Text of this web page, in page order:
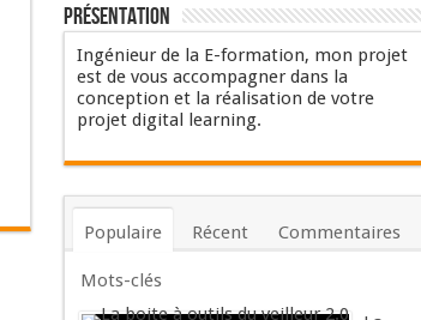
Présentation
Ingénieur de la E-formation, mon projet
est de vous accompagner dans la
conception et la réalisation de votre
projet digital learning.
Populaire Récent Commentaires
Mots-clés